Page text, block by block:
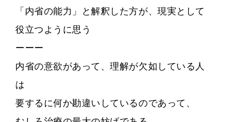
「内省の能力」と解釈した方が、現実として
役立つように思う
ーーー
内省の意欲があって、理解が欠如している人
は
要するに何か勘違いしているのであって、